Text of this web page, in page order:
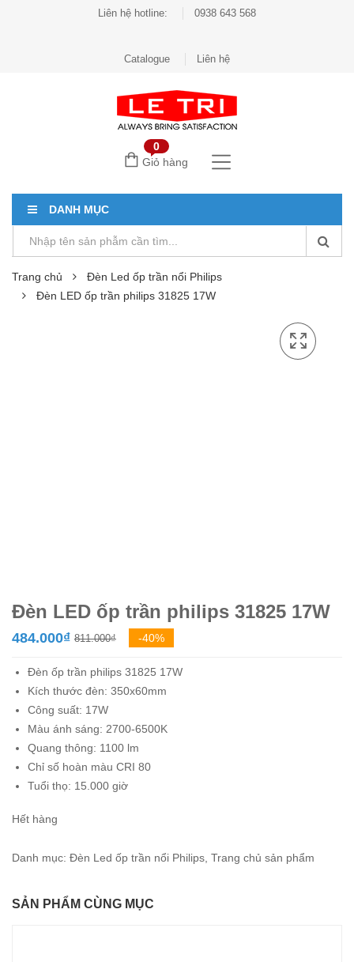
Liên hệ hotline: 0938 643 568
Catalogue Liên hệ
0
Giỏ hàng
DANH MỤC
Trang chủ
Đèn Led ốp trần nổi Philips
Đèn LED ốp trần philips 31825 17W
Đèn LED ốp trần philips 31825 17W
811.000₫Giá
là:
811.000₫.
484.000₫
Giá
tại
là:
-40%
Đèn ốp trần philips 31825 17W
Kích thước đèn: 350x60mm
Công suất: 17W
Màu ánh sáng: 2700-6500K
Quang thông: 1100 lm
Chỉ số hoàn màu CRI 80
Tuổi thọ: 15.000 giờ
Hết hàng
Danh mục: Đèn Led ốp trần nổi Philips Trang chủ sản phẩm
SẢN PHẨM CÙNG MỤC